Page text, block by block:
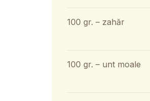
100 gr. – zahăr
100 gr. – unt moale